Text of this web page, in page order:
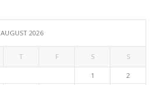
AUGUST 2026
T F S S
1
2